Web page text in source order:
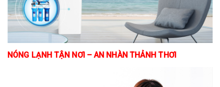
NÓNG LẠNH TẬN NƠI – AN NHÀN THẢNH THƠI